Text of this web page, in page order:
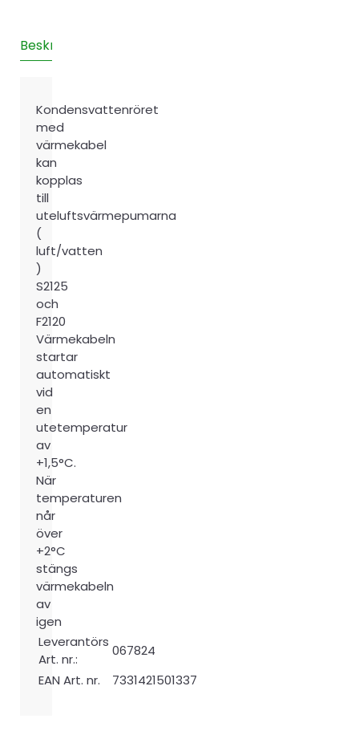
mängd
Beskrivning
Kondensvattenröret
med
värmekabel
kan
kopplas
till
uteluftsvärmepumarna
(
luft/vatten
)
S2125
och
F2120
Värmekabeln
startar
automatiskt
vid
en
utetemperatur
av
+1,5°C.
När
temperaturen
når
över
+2°C
stängs
värmekabeln
av
igen
Leverantörs
Art. nr.:
067824
EAN Art. nr.
7331421501337